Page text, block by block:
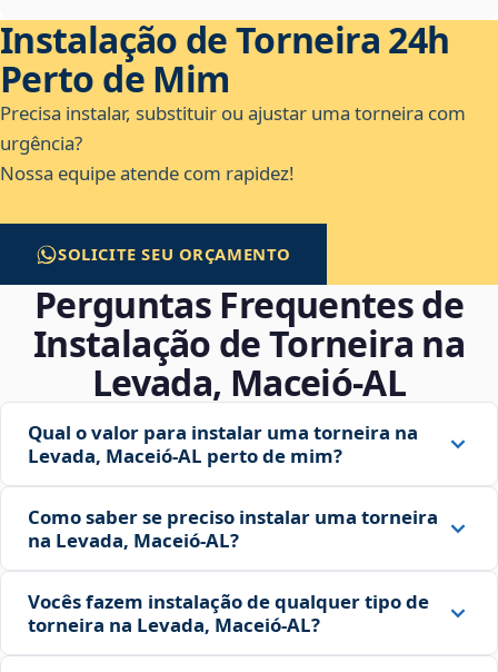
Instalação de Torneira 24h
Perto de Mim
Precisa instalar, substituir ou ajustar uma torneira com
urgência?
Nossa equipe atende com rapidez!
SOLICITE SEU ORÇAMENTO
Perguntas Frequentes de
Instalação de Torneira na
Levada, Maceió‑AL
Qual o valor para instalar uma torneira na
Levada, Maceió‑AL perto de mim?
Como saber se preciso instalar uma torneira
na Levada, Maceió‑AL?
Vocês fazem instalação de qualquer tipo de
torneira na Levada, Maceió‑AL?